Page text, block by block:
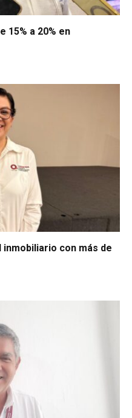
15% a 20% en
inmobiliario con más de